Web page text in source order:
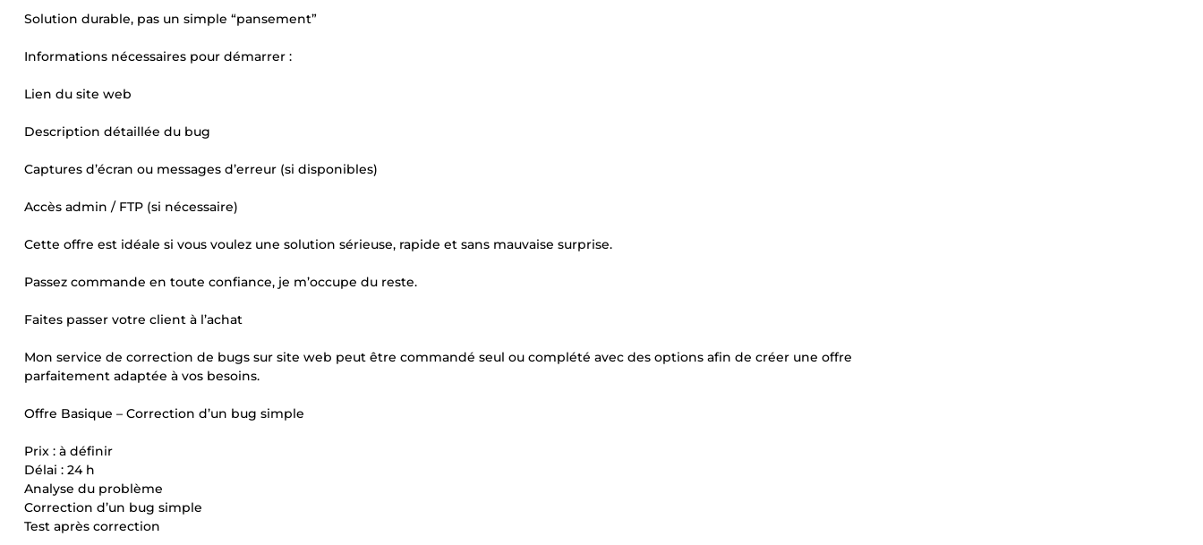
Solution durable, pas un simple “pansement”
Informations nécessaires pour démarrer :
Lien du site web
Description détaillée du bug
Captures d’écran ou messages d’erreur (si disponibles)
Accès admin / FTP (si nécessaire)
Cette offre est idéale si vous voulez une solution sérieuse, rapide et sans mauvaise surprise.
Passez commande en toute confiance, je m’occupe du reste.
Faites passer votre client à l’achat
Mon service de correction de bugs sur site web peut être commandé seul ou complété avec des options afin de créer une offre
parfaitement adaptée à vos besoins.
Offre Basique – Correction d’un bug simple
Prix : à définir
Délai : 24 h
Analyse du problème
Correction d’un bug simple
Test après correction